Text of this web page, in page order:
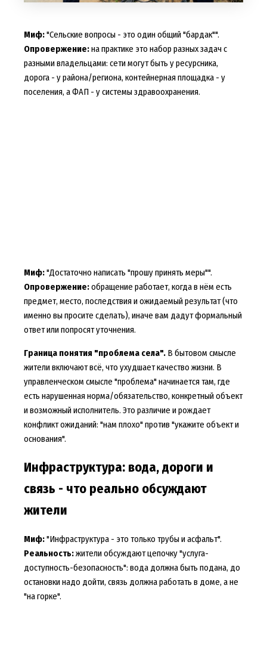
Миф:"Сельские вопросы - это один общий "бардак"".
Опровержение:на практике это набор разных задач с
разными владельцами: сети могут быть у ресурсника,
дорога - у района/региона, контейнерная площадка - у
поселения, а ФАП - у системы здравоохранения.
Миф:"Достаточно написать "прошу принять меры"".
Опровержение:обращение работает, когда в нём есть
предмет, место, последствия и ожидаемый результат (что
именно вы просите сделать), иначе вам дадут формальный
ответ или попросят уточнения.
Граница понятия "проблема села".В бытовом смысле
жители включают всё, что ухудшает качество жизни. В
управленческом смысле "проблема" начинается там, где
есть нарушенная норма/обязательство, конкретный объект
и возможный исполнитель. Это различие и рождает
конфликт ожиданий: "нам плохо" против "укажите объект и
основания".
Инфраструктура: вода, дороги и
связь - что реально обсуждают
жители
Миф:"Инфраструктура - это только трубы и асфальт".
Реальность:жители обсуждают цепочку "услуга-
доступность-безопасность": вода должна быть подана, до
остановки надо дойти, связь должна работать в доме, а не
"на горке".